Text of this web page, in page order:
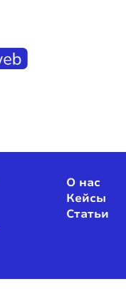
О нас
Кейсы
Статьи